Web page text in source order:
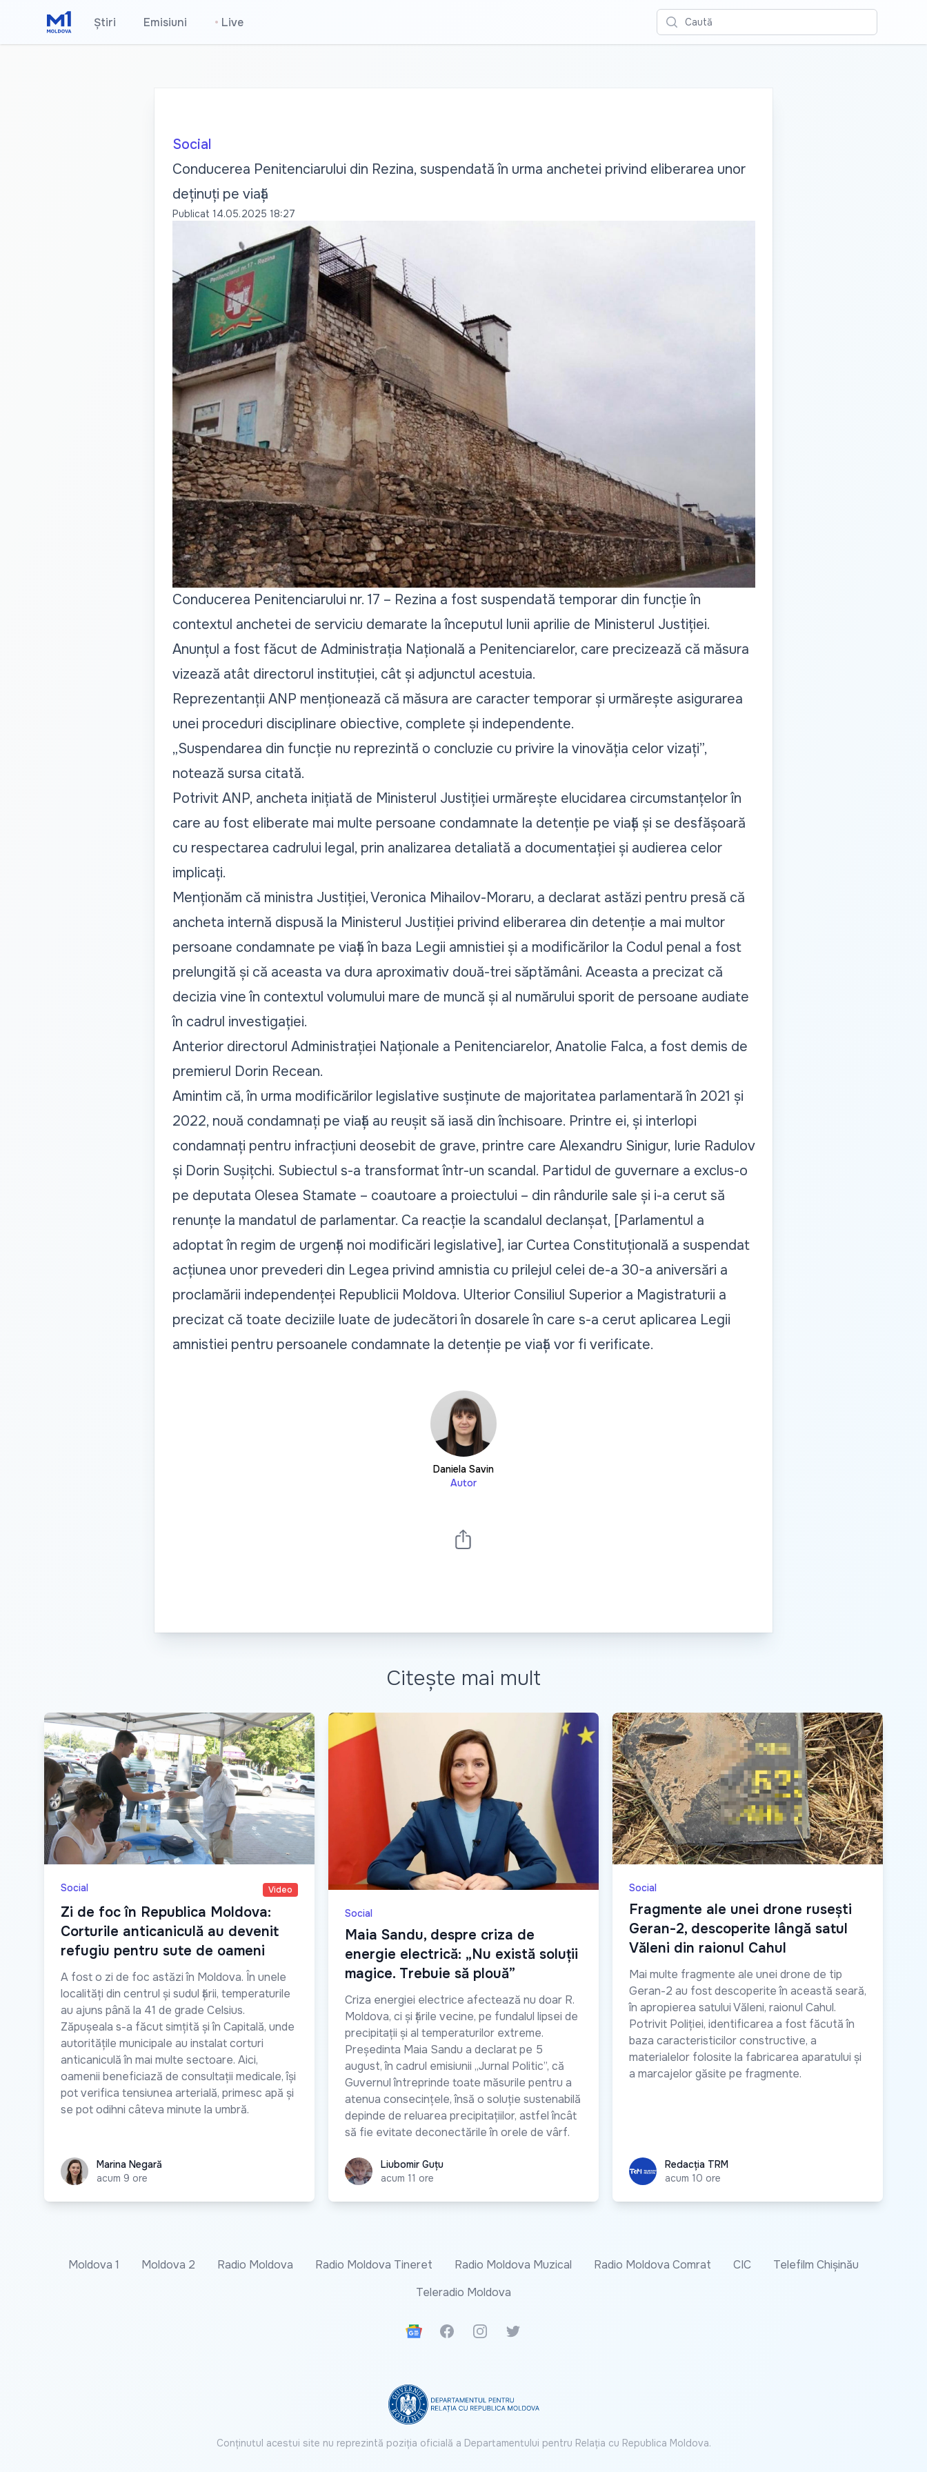
Știri Emisiuni • Live Caută
Social
Conducerea Penitenciarului din Rezina, suspendată în urma anchetei privind eliberarea unor
deținuți pe viață
Publicat 14.05.2025 18:27
Conducerea Penitenciarului nr. 17 – Rezina a fost suspendată temporar din funcție în
contextul anchetei de serviciu demarate la începutul lunii aprilie de Ministerul Justiției.
Anunțul a fost făcut de Administrația Națională a Penitenciarelor, care precizează că măsura
vizează atât directorul instituției, cât și adjunctul acestuia.
Reprezentanții ANP menționează că măsura are caracter temporar și urmărește asigurarea
unei proceduri disciplinare obiective, complete și independente.
„Suspendarea din funcție nu reprezintă o concluzie cu privire la vinovăția celor vizați”,
notează sursa citată.
Potrivit ANP, ancheta inițiată de Ministerul Justiției urmărește elucidarea circumstanțelor în
care au fost eliberate mai multe persoane condamnate la detenție pe viață și se desfășoară
cu respectarea cadrului legal, prin analizarea detaliată a documentației și audierea celor
implicați.
Menționăm că ministra Justiției, Veronica Mihailov-Moraru, a declarat astăzi pentru presă că
ancheta internă dispusă la Ministerul Justiției privind eliberarea din detenție a mai multor
persoane condamnate pe viață în baza Legii amnistiei și a modificărilor la Codul penal a fost
prelungită și că aceasta va dura aproximativ două-trei săptămâni. Aceasta a precizat că
decizia vine în contextul volumului mare de muncă și al numărului sporit de persoane audiate
în cadrul investigației.
Anterior directorul Administrației Naționale a Penitenciarelor, Anatolie Falca, a fost demis de
premierul Dorin Recean.
Amintim că, în urma modificărilor legislative susținute de majoritatea parlamentară în 2021 și
2022, nouă condamnați pe viață au reușit să iasă din închisoare. Printre ei, și interlopi
condamnați pentru infracțiuni deosebit de grave, printre care Alexandru Sinigur, Iurie Radulov
și Dorin Sușițchi. Subiectul s-a transformat într-un scandal. Partidul de guvernare a exclus-o
pe deputata Olesea Stamate – coautoare a proiectului – din rândurile sale și i-a cerut să
renunțe la mandatul de parlamentar. Ca reacție la scandalul declanșat, [Parlamentul a
adoptat în regim de urgență noi modificări legislative], iar Curtea Constituțională a suspendat
acțiunea unor prevederi din Legea privind amnistia cu prilejul celei de-a 30-a aniversări a
proclamării independenței Republicii Moldova. Ulterior Consiliul Superior a Magistraturii a
precizat că toate deciziile luate de judecători în dosarele în care s-a cerut aplicarea Legii
amnistiei pentru persoanele condamnate la detenție pe viață vor fi verificate.
Daniela Savin
Autor
Citește mai mult
Social Video
Zi de foc în Republica Moldova:
Corturile anticaniculă au devenit
refugiu pentru sute de oameni
A fost o zi de foc astăzi în Moldova. În unele
localități din centrul și sudul țării, temperaturile
au ajuns până la 41 de grade Celsius.
Zăpușeala s-a făcut simțită și în Capitală, unde
autoritățile municipale au instalat corturi
anticaniculă în mai multe sectoare. Aici,
oamenii beneficiază de consultații medicale, își
pot verifica tensiunea arterială, primesc apă și
se pot odihni câteva minute la umbră.
Marina Negară
Marina Negară
acum 9 ore
Social
Maia Sandu, despre criza de
energie electrică: „Nu există soluții
magice. Trebuie să plouă”
Criza energiei electrice afectează nu doar R.
Moldova, ci și țările vecine, pe fundalul lipsei de
precipitații și al temperaturilor extreme.
Președinta Maia Sandu a declarat pe 5
august, în cadrul emisiunii „Jurnal Politic”, că
Guvernul întreprinde toate măsurile pentru a
atenua consecințele, însă o soluție sustenabilă
depinde de reluarea precipitațiilor, astfel încât
să fie evitate deconectările în orele de vârf.
Liubomir Guțu
Liubomir Guțu
acum 11 ore
Social
Fragmente ale unei drone rusești
Geran-2, descoperite lângă satul
Văleni din raionul Cahul
Mai multe fragmente ale unei drone de tip
Geran-2 au fost descoperite în această seară,
în apropierea satului Văleni, raionul Cahul.
Potrivit Poliției, identificarea a fost făcută în
baza caracteristicilor constructive, a
materialelor folosite la fabricarea aparatului și
a marcajelor găsite pe fragmente.
Redacția TRM
Redacția TRM
acum 10 ore
Moldova 1 Moldova 2 Radio Moldova Radio Moldova Tineret Radio Moldova Muzical Radio Moldova Comrat CIC
Telefilm Chișinău
Teleradio Moldova
Google News
FacebookInstagramTwitter
Conținutul acestui site nu reprezintă poziția oficială a Departamentului pentru Relația cu Republica Moldova.